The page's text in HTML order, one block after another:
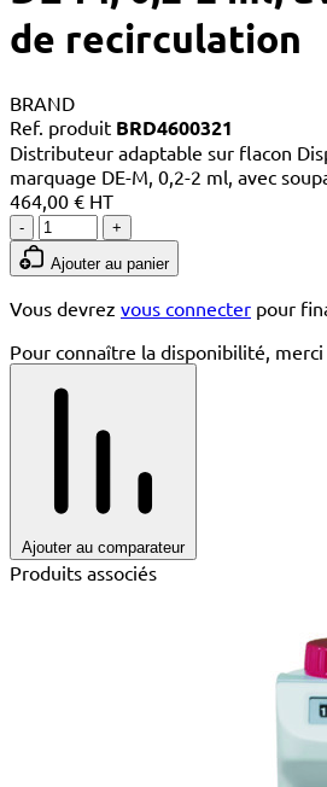
de recirculation
BRAND
Ref. produit BRD4600321
Distributeur adaptable sur flacon
marquage DE-M, 0,2-2 ml, avec
464,00 € HT
-
+
Ajouter au panier
Vous devrez vous connecter pour
Pour connaître la disponibilité, merci
Ajouter au comparateur
Produits associés